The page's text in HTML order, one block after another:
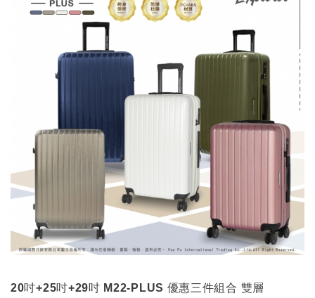
20吋+25吋+29吋 M22-PLUS 優惠三件組合 雙層